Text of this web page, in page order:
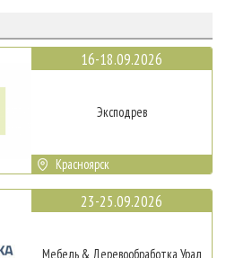
16-18.09.2026
Эксподрев
Красноярск
23-25.09.2026
Мебель & Деревообработка Урал